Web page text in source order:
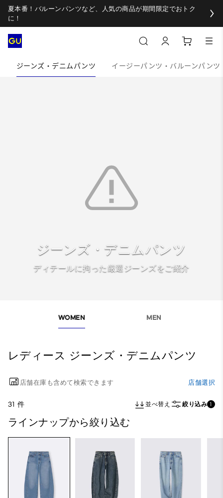
夏本番！バルーンパンツなど、人気の商品が期間限定でおトク
に！
ジーンズ・デニムパンツ イージーパンツ・バルーンパンツ
ジーンズ・デニムパンツ
ディテールに拘った厳選ジーンズをご紹介
WOMEN MEN
レディース ジーンズ・デニムパンツ
店舗在庫も含めて検索できます 店舗選択
31 件 並べ替え 絞り込み 1
ラインナップから絞り込む